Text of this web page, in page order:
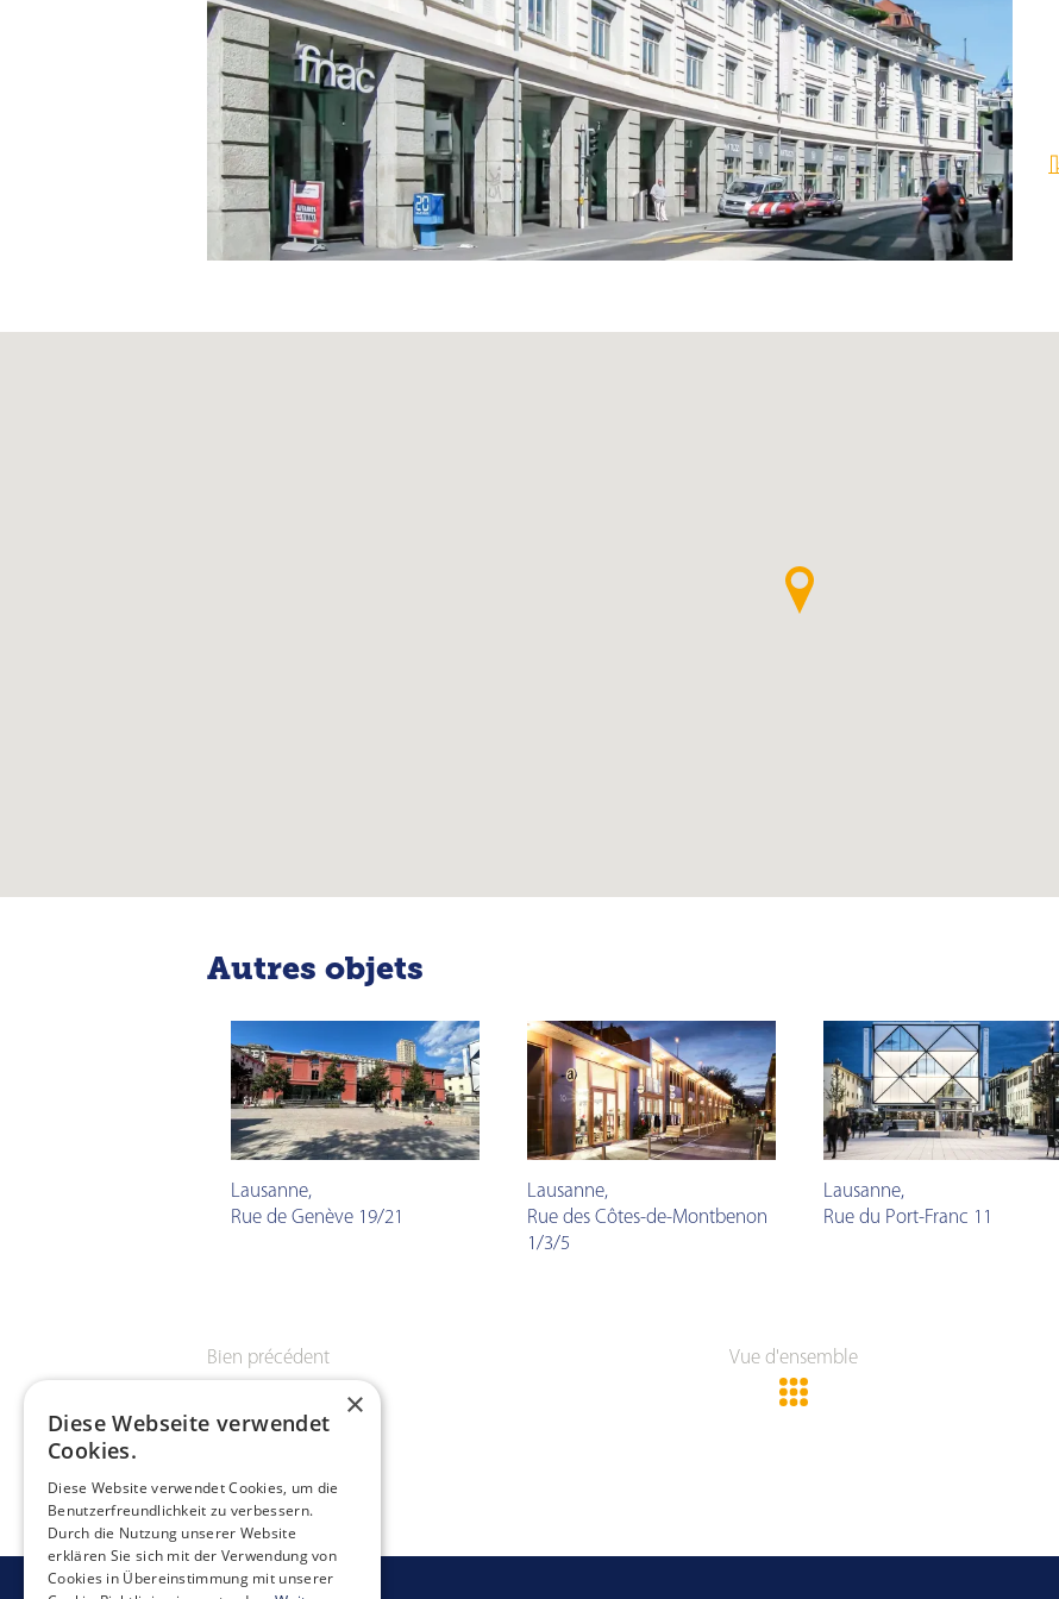
Statuts
Code de Conduite
Règlement d’organisation
Code de conduite des fournisseurs
Obligation d'annoncer les transactions
Conseil d'administration
Direction
Rapport sur les risques
Newsletter
Contact RI
Glossaire
Directives de placement
Centre de téléchargement
Autres objets
Lausanne,
Rue de Genève 19/21
Lausanne,
Rue des Côtes-de-Montbenon
1/3/5
Lausanne,
Rue du Port-Franc 11
Bien précédent Vue d'ensemble
×
Diese Webseite verwendet
Cookies.
Diese Website verwendet Cookies, um die
Benutzerfreundlichkeit zu verbessern.
Durch die Nutzung unserer Website
erklären Sie sich mit der Verwendung von
Cookies in Übereinstimmung mit unserer